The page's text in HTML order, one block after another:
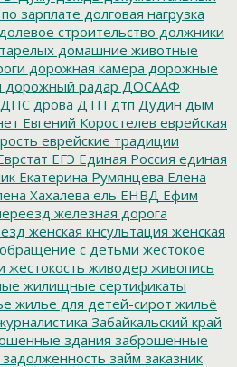
зарплате долговая нагрузка
долевое строительство должники
домашние животные
дорожная камера дорожные
дорожный радар ДОСААФ
ДПС дрова ДТП дтп Дудин дым
Евгений Коростелев еврейская
еврейские традиции
ЕГЭ Единая Россия единая
Екатерина Румянцева Елена
Хахалева ель ЕНВД Ефим
железная дорога
женская кнсультация женская
с детьми жестокое
жестокость живодер живопись
жилищные сертификаты
жилье для детей-сирот жильё
Забайкальский край
здания заброшенные
задолженность займ заказник